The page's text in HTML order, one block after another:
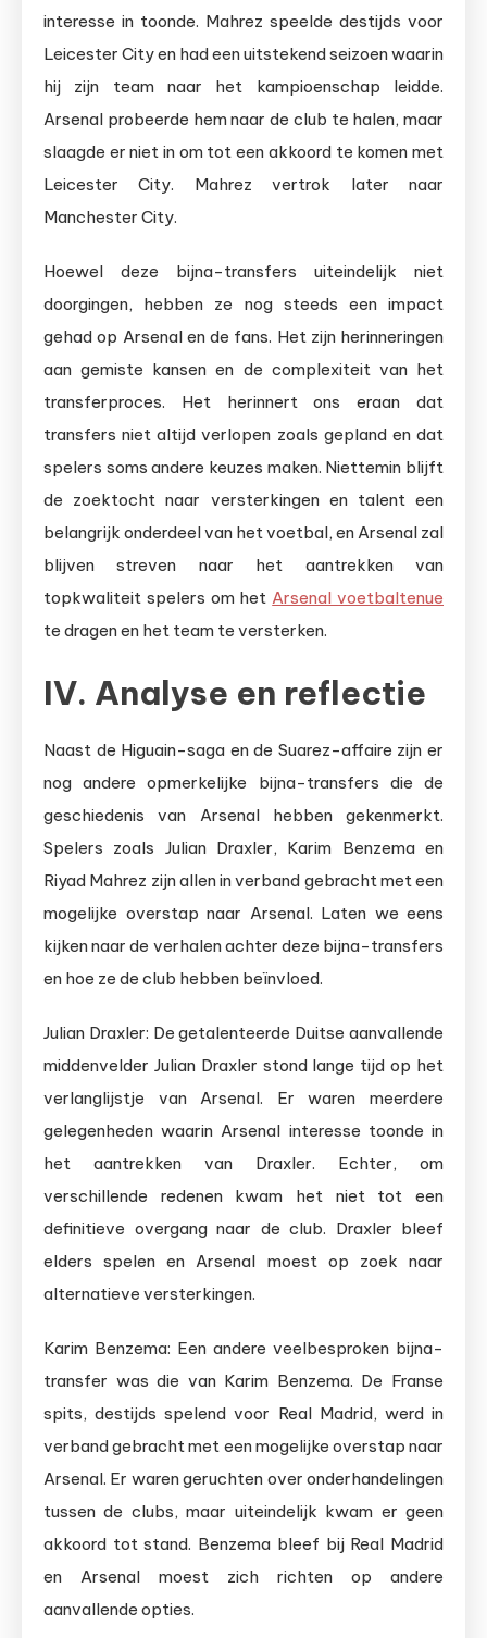
interesse in toonde. Mahrez speelde destijds voor
Leicester City en had een uitstekend seizoen waarin
hij zijn team naar het kampioenschap leidde.
Arsenal probeerde hem naar de club te halen, maar
slaagde er niet in om tot een akkoord te komen met
Leicester City. Mahrez vertrok later naar
Manchester City.
Hoewel deze bijna-transfers uiteindelijk niet
doorgingen, hebben ze nog steeds een impact
gehad op Arsenal en de fans. Het zijn herinneringen
aan gemiste kansen en de complexiteit van het
transferproces. Het herinnert ons eraan dat
transfers niet altijd verlopen zoals gepland en dat
spelers soms andere keuzes maken. Niettemin blijft
de zoektocht naar versterkingen en talent een
belangrijk onderdeel van het voetbal, en Arsenal zal
blijven streven naar het aantrekken van
topkwaliteit spelers om hetArsenal voetbaltenue
te dragen en het team te versterken.
IV. Analyse en reflectie
Naast de Higuain-saga en de Suarez-affaire zijn er
nog andere opmerkelijke bijna-transfers die de
geschiedenis van Arsenal hebben gekenmerkt.
Spelers zoals Julian Draxler, Karim Benzema en
Riyad Mahrez zijn allen in verband gebracht met een
mogelijke overstap naar Arsenal. Laten we eens
kijken naar de verhalen achter deze bijna-transfers
en hoe ze de club hebben beïnvloed.
Julian Draxler: De getalenteerde Duitse aanvallende
middenvelder Julian Draxler stond lange tijd op het
verlanglijstje van Arsenal. Er waren meerdere
gelegenheden waarin Arsenal interesse toonde in
het aantrekken van Draxler. Echter, om
verschillende redenen kwam het niet tot een
definitieve overgang naar de club. Draxler bleef
elders spelen en Arsenal moest op zoek naar
alternatieve versterkingen.
Karim Benzema: Een andere veelbesproken bijna-
transfer was die van Karim Benzema. De Franse
spits, destijds spelend voor Real Madrid, werd in
verband gebracht met een mogelijke overstap naar
Arsenal. Er waren geruchten over onderhandelingen
tussen de clubs, maar uiteindelijk kwam er geen
akkoord tot stand. Benzema bleef bij Real Madrid
en Arsenal moest zich richten op andere
aanvallende opties.